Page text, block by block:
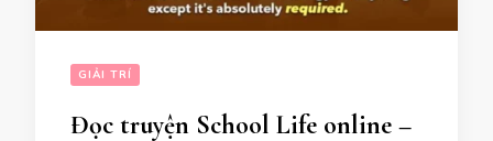
GIẢI TRÍ
Đọc truyện School Life online –